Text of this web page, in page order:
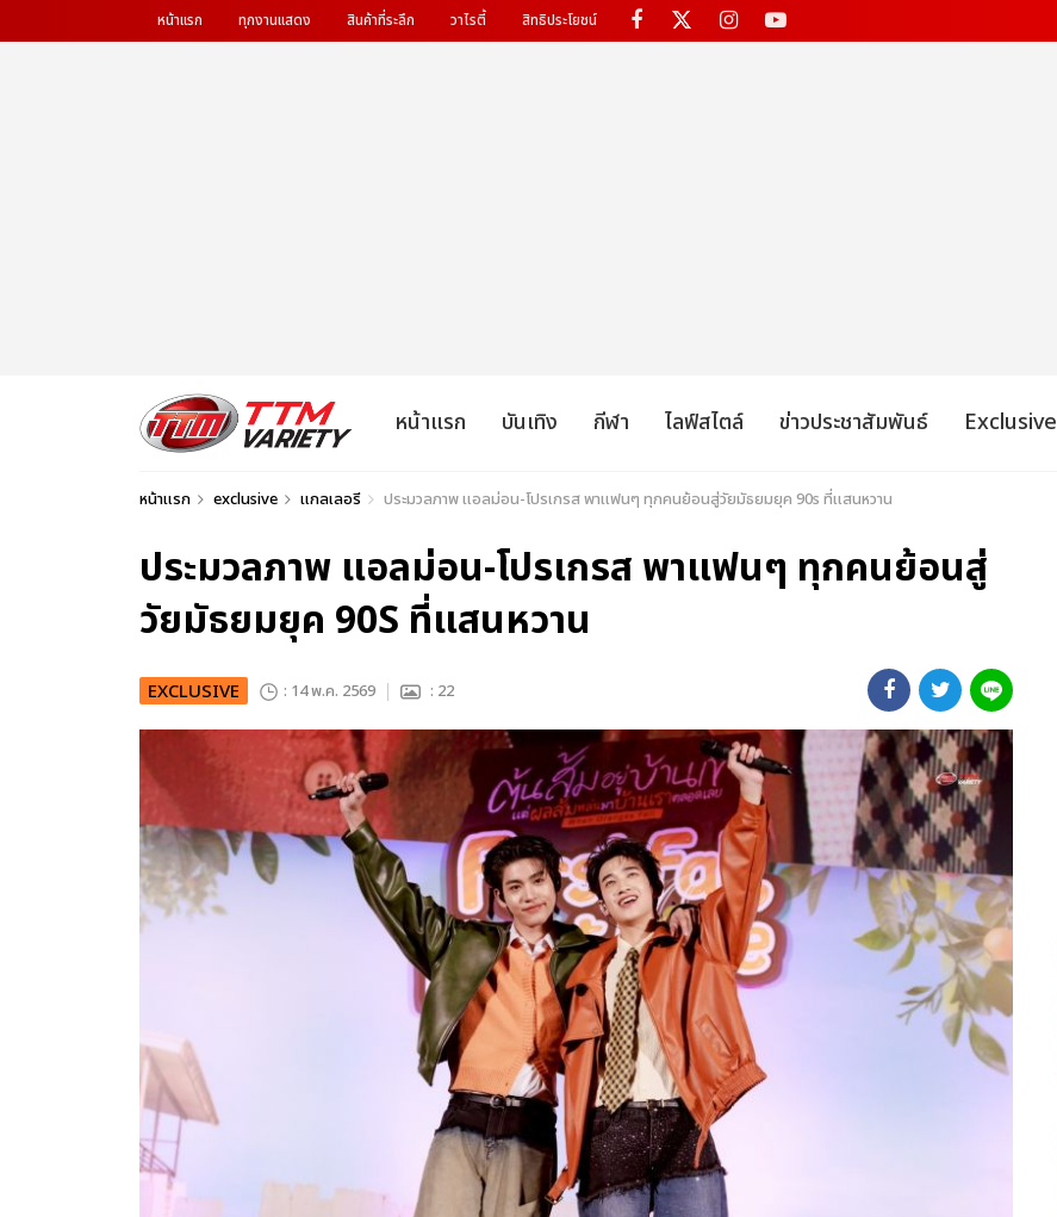
หน้าแรก ทุกงานแสดง สินค้าที่ระลึก วาไรตี้ สิทธิประโยชน์
หน้าแรก บันเทิง กีฬา ไลฟ์สไตล์ ข่าวประชาสัมพันธ์ Exclusive
หน้าแรก exclusive แกลเลอรี ประมวลภาพ แอลม่อน-โปรเกรส พาแฟนๆ ทุกคนย้อนสู่วัยมัธยมยุค 90s ที่แสนหวาน
ประมวลภาพ แอลม่อน-โปรเกรส พาแฟนๆ ทุกคนย้อนสู่
วัยมัธยมยุค 90S ที่แสนหวาน
EXCLUSIVE : 14 พ.ค. 2569 : 22